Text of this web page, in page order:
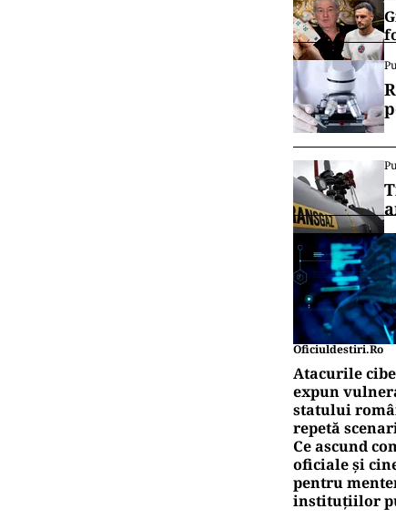
Oficiuldestiri.ro
Atacurile
expun
statului
repetă
Ce ascund
oficiale și
pentru
instituțiilor